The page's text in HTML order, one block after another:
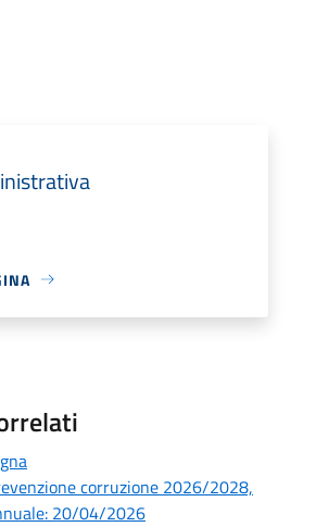
corruzione 2026/2028,
20/04/2026